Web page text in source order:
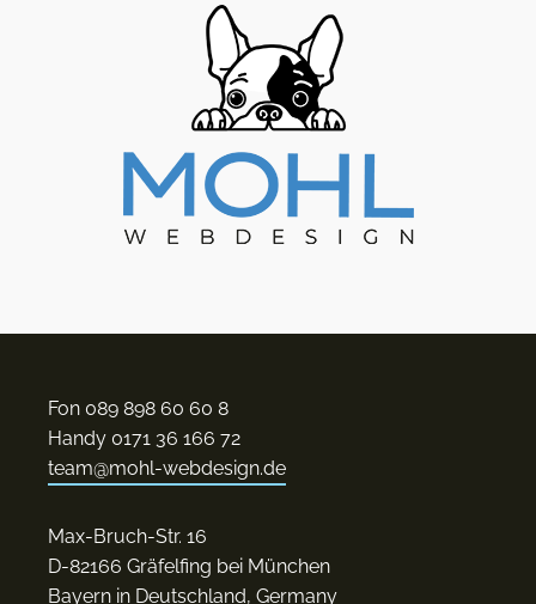
Fon 089 898 60 60 8
Handy 0171 36 166 72
team@mohl-webdesign.de
Max-Bruch-Str. 16
D-82166 Gräfelfing bei München
Bayern in Deutschland, Germany